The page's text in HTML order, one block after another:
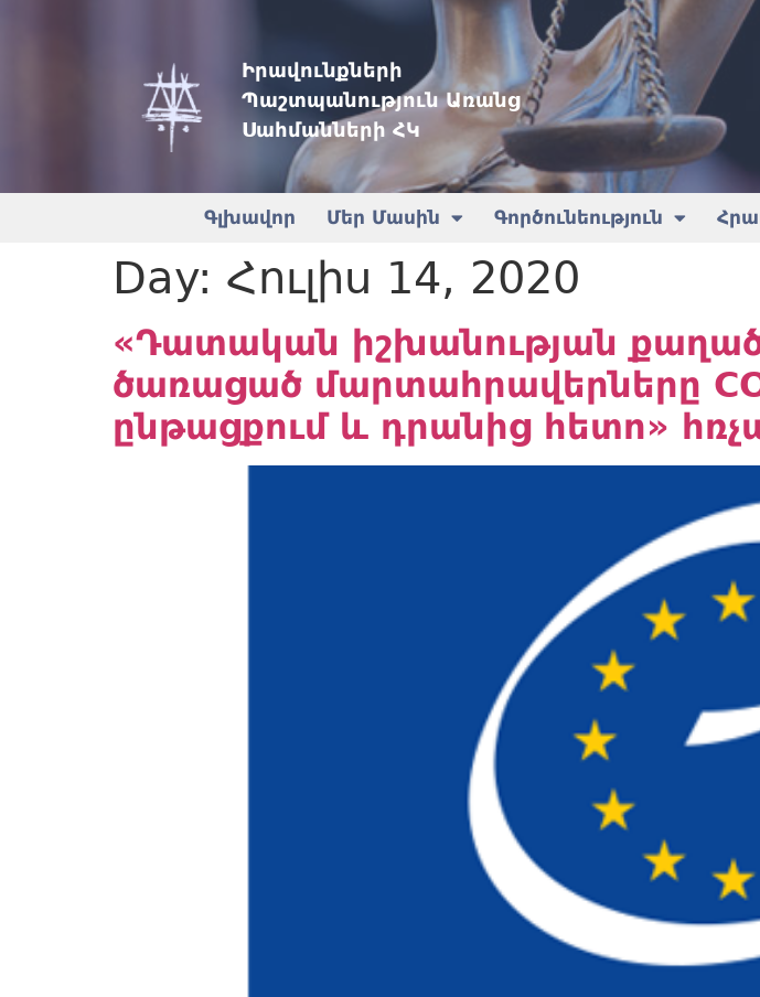
Իրավունքների
Պաշտպանություն Առանց
Սահմանների ՀԿ
Գլխավոր Մեր Մասին Գործունեություն
Day: Հուլիս 14, 2020
«Դատական իշխանության
ծառացած մարտահրավերները
ընթացքում և դրանից հետո»